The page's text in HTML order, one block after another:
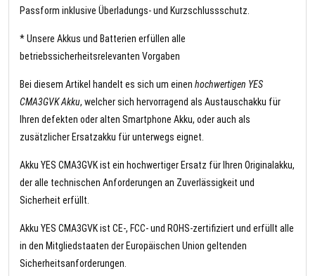
Passform inklusive Überladungs- und Kurzschlussschutz.
* Unsere Akkus und Batterien erfüllen alle
betriebssicherheitsrelevanten Vorgaben
Bei diesem Artikel handelt es sich um einen hochwertigen YES
CMA3GVK Akku, welcher sich hervorragend als Austauschakku für
Ihren defekten oder alten Smartphone Akku, oder auch als
zusätzlicher Ersatzakku für unterwegs eignet.
Akku YES CMA3GVK ist ein hochwertiger Ersatz für Ihren Originalakku,
der alle technischen Anforderungen an Zuverlässigkeit und
Sicherheit erfüllt.
Akku YES CMA3GVK ist CE-, FCC- und ROHS-zertifiziert und erfüllt alle
in den Mitgliedstaaten der Europäischen Union geltenden
Sicherheitsanforderungen.